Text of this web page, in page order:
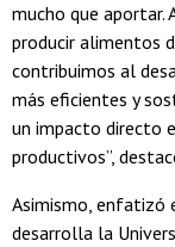
mucho que
producir alimentos
contribuimos al
más eficientes y
un impacto directo
productivos”,
Asimismo, enfatizó
desarrolla la